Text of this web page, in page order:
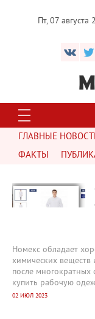
Пт, 07 августа
ГЛАВНЫЕ
ФАКТЫ
Номекс обладает
химических веществ
после многократных
купить рабочую
02 ИЮЛ 2023